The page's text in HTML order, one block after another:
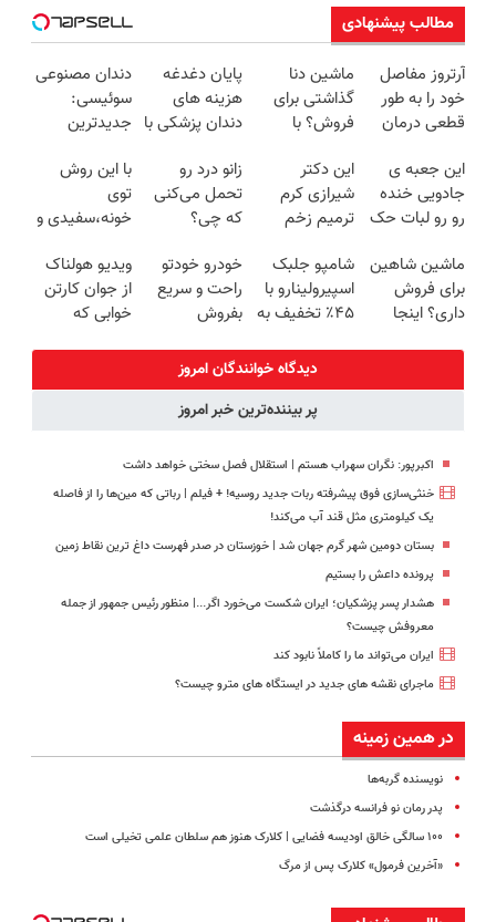
مطالب پیشنهادی
آرتروز مفاصل
خود را به طور
قطعی درمان
◗پرسش‌نامه◖
ماشین دنا
گذاشتی برای
فروش؟ با
بفروش
پایان دغدغه
هزینه های
دندان پزشکی با
کننده خانگی
دندان مصنوعی
سوئیسی:
جدیدترین
سبک و مقاوم |
پرداخت قسطی
این جعبه ی
جادویی خنده
رو رو لبات حک
خرید40%تخفیف
این دکتر
شیرازی کرم
ترمیم زخم
ساخت!!!
زانو درد رو
تحمل می‌کنی
که چی؟
همین‌جاست!
با این روش
توی
خونه،سفیدی و
برگردون
(40%off)
ماشین شاهین
برای فروش
داری؟ اینجا
شامپو جلبک
اسپیرولینارو با
۴۵٪ تخفیف به
خودرو خودتو
راحت و سریع
بفروش
ویدیو هولناک
از جوان کارتن
خوابی که
دیدگاه خوانندگان امروز
پر بیننده‌ترین خبر امروز
اکبرپور: نگران سهراب هستم | استقلال فصل سختی خواهد داشت
خنثی‌سازی فوق پیشرفته ربات جدید روسیه! + فیلم | رباتی که مین‌ها را از فاصله
یک کیلومتری مثل قند آب می‌کند!
بستان دومین شهر گرم جهان شد | خوزستان در صدر فهرست داغ‌ ترین نقاط زمین
پرونده داعش را بستیم
هشدار پسر پزشکیان؛ ایران شکست می‌خورد اگر...| منظور رئیس جمهور از جمله
معروفش چیست؟
ایران می‌تواند ما را کاملاً نابود کند
ماجرای نقشه های جدید در ایستگاه های مترو چیست؟
در همین زمینه
نویسنده گربه‌ها
پدر رمان نو فرانسه درگذشت
۱۰۰ سالگی خالق اودیسه فضایی | کلارک هنوز هم سلطان علمی تخیلی است
«آخرین فرمول» کلارک پس از مرگ